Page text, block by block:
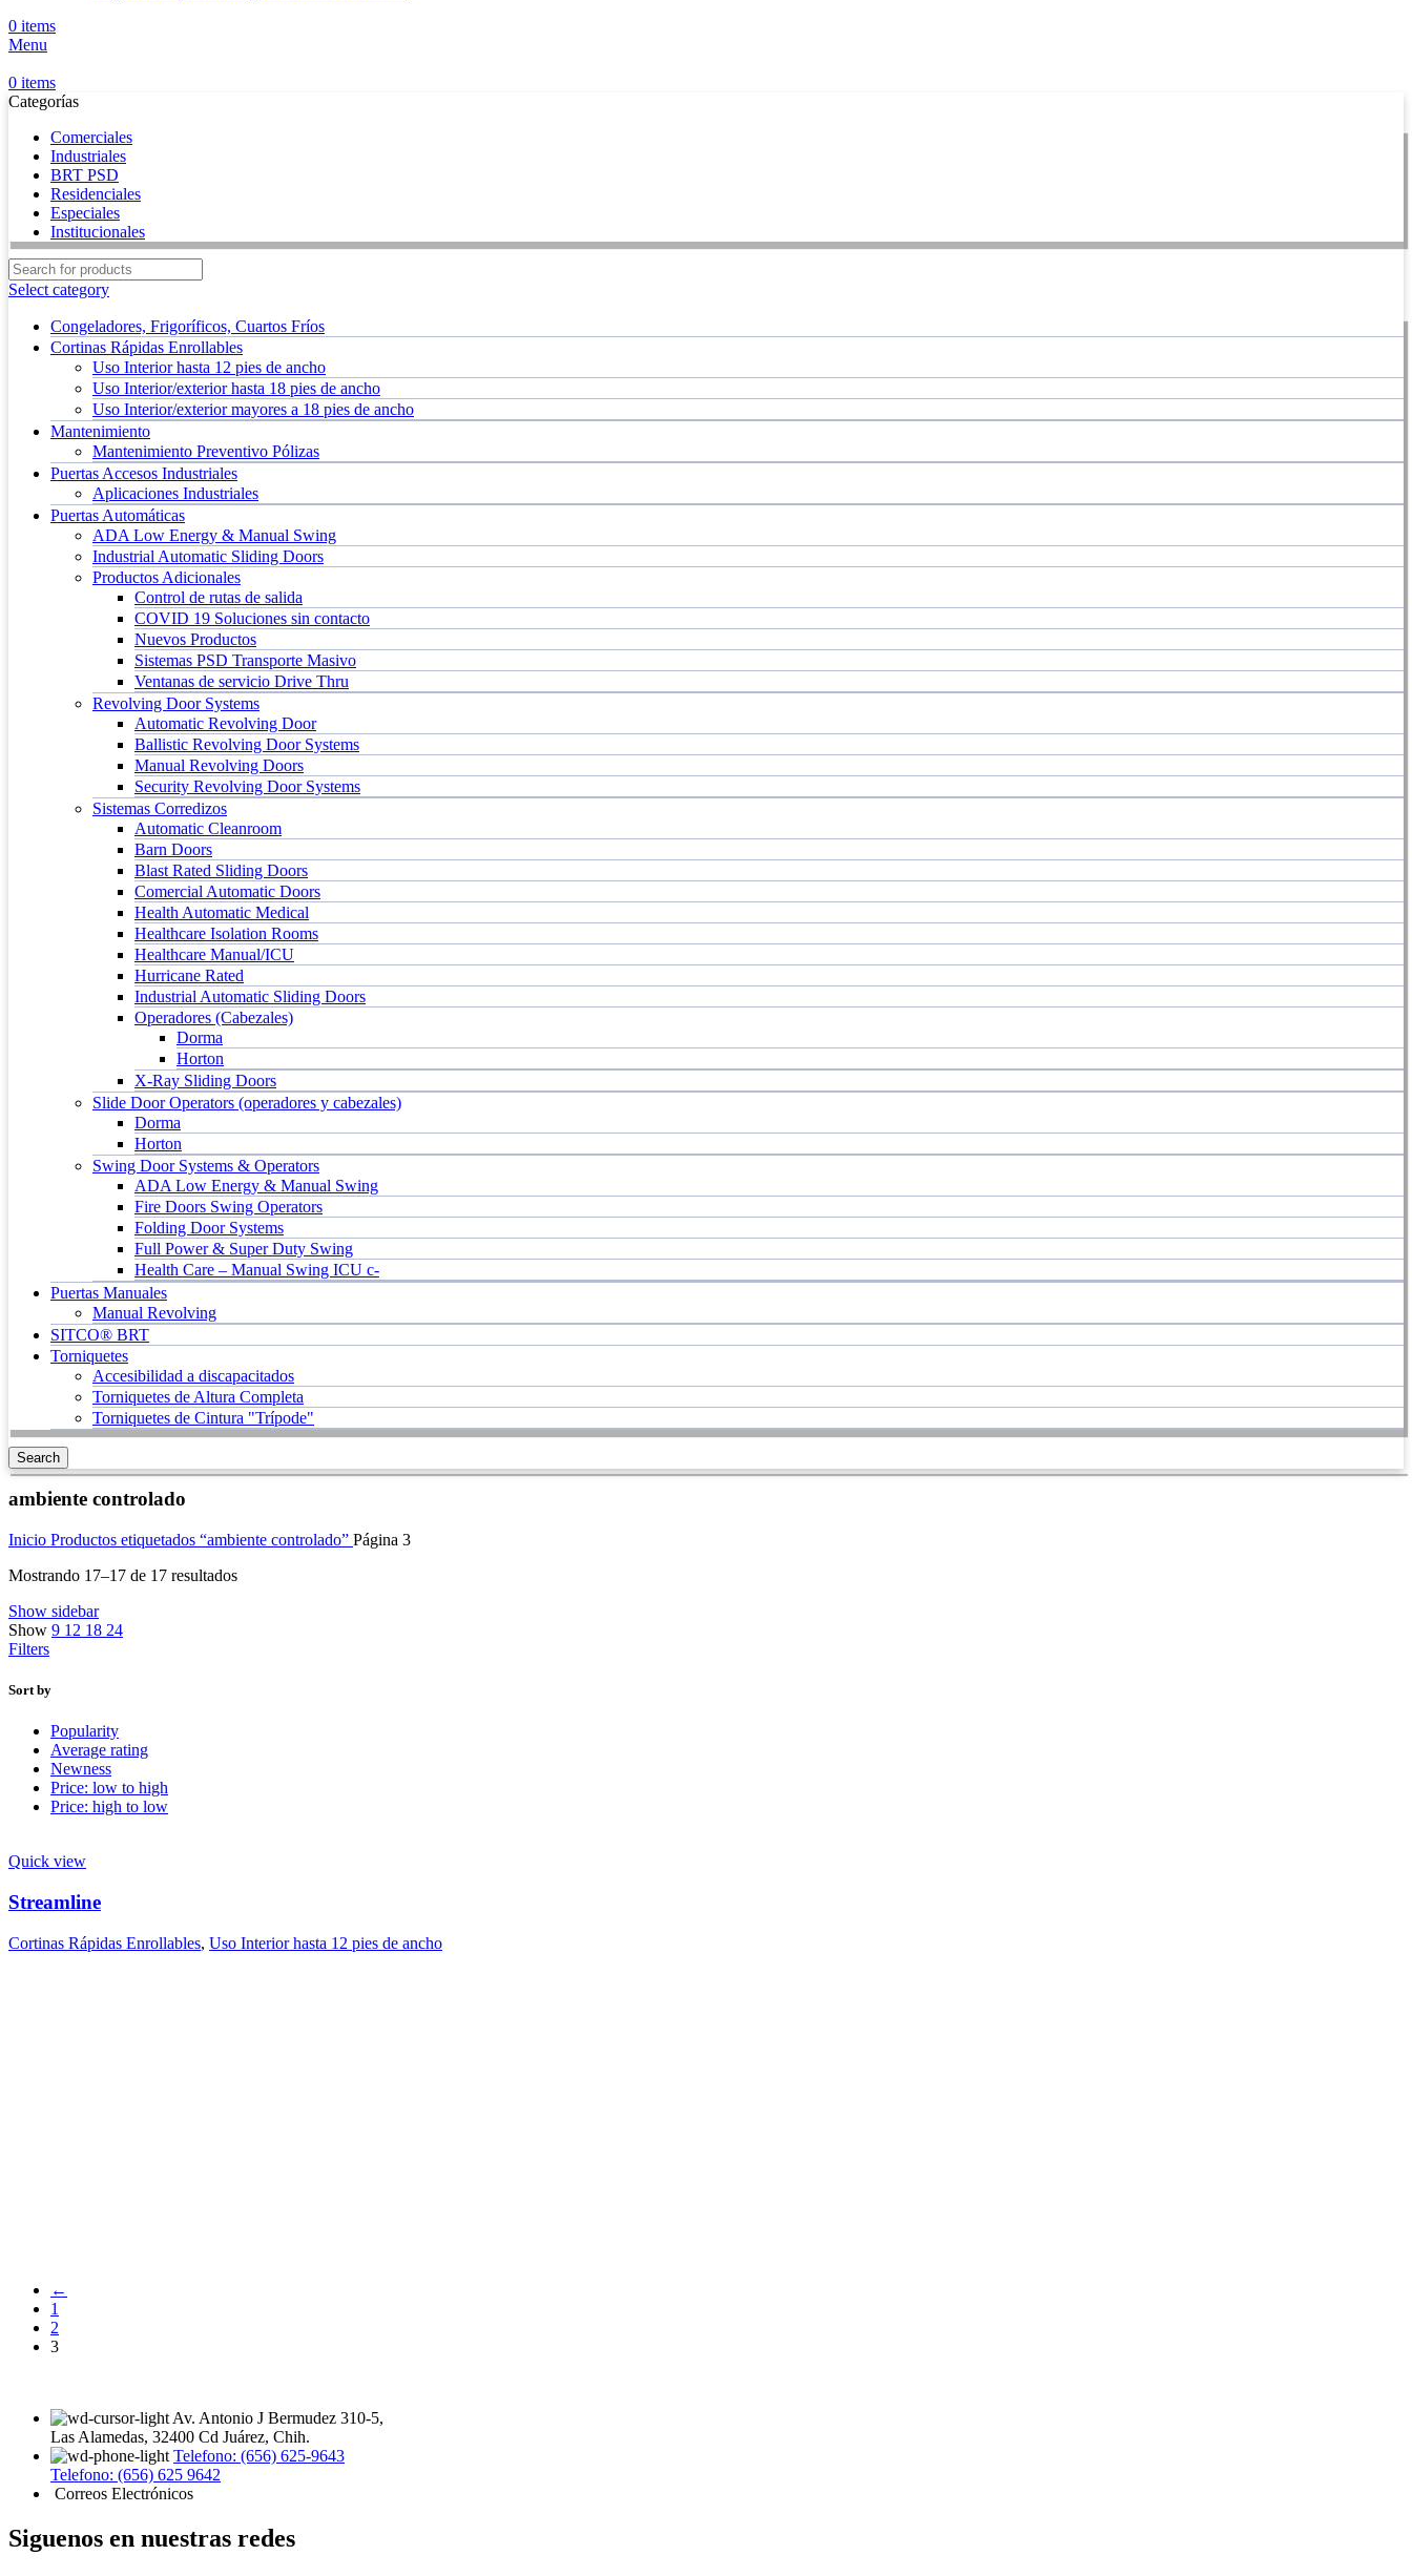
0 items
Menu
0 items
Categorías
Comerciales
Industriales
BRT PSD
Residenciales
Especiales
Institucionales
Select category
Congeladores, Frigoríficos, Cuartos Fríos
Cortinas Rápidas Enrollables
Uso Interior hasta 12 pies de ancho
Uso Interior/exterior hasta 18 pies de ancho
Uso Interior/exterior mayores a 18 pies de ancho
Mantenimiento
Mantenimiento Preventivo Pólizas
Puertas Accesos Industriales
Aplicaciones Industriales
Puertas Automáticas
ADA Low Energy & Manual Swing
Industrial Automatic Sliding Doors
Productos Adicionales
Control de rutas de salida
COVID 19 Soluciones sin contacto
Nuevos Productos
Sistemas PSD Transporte Masivo
Ventanas de servicio Drive Thru
Revolving Door Systems
Automatic Revolving Door
Ballistic Revolving Door Systems
Manual Revolving Doors
Security Revolving Door Systems
Sistemas Corredizos
Automatic Cleanroom
Barn Doors
Blast Rated Sliding Doors
Comercial Automatic Doors
Health Automatic Medical
Healthcare Isolation Rooms
Healthcare Manual/ICU
Hurricane Rated
Industrial Automatic Sliding Doors
Operadores (Cabezales)
Dorma
Horton
X-Ray Sliding Doors
Slide Door Operators (operadores y cabezales)
Dorma
Horton
Swing Door Systems & Operators
ADA Low Energy & Manual Swing
Fire Doors Swing Operators
Folding Door Systems
Full Power & Super Duty Swing
Health Care – Manual Swing ICU c-
Puertas Manuales
Manual Revolving
SITCO® BRT
Torniquetes
Accesibilidad a discapacitados
Torniquetes de Altura Completa
Torniquetes de Cintura "Trípode"
Search
ambiente controlado
Inicio Productos etiquetados “ambiente controlado” Página 3
Mostrando 17–17 de 17 resultados
Show sidebar
Show 9 12 18 24
Filters
Sort by
Popularity
Average rating
Newness
Price: low to high
Price: high to low
Quick view
Streamline
Cortinas Rápidas Enrollables, Uso Interior hasta 12 pies de ancho
←
1
2
3
Av. Antonio J Bermudez 310-5,
Las Alamedas, 32400 Cd Juárez, Chih.
Telefono: (656) 625-9643
Telefono: (656) 625 9642
Correos Electrónicos
Siguenos en nuestras redes